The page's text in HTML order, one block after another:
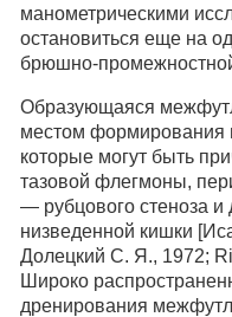
манометрическими
остановиться еще на
брюшно-
Образующаяся
местом формирования
которые могут быть
тазовой флегмоны,
— рубцового стеноза и
низведенной кишки
Долецкий С. Я., 1972;
Широко
дренирования